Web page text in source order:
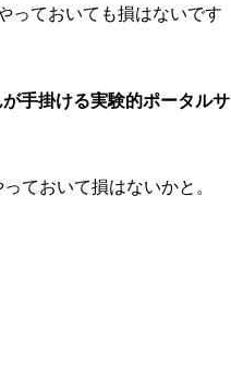
っておいても損はないです
手掛ける実験的ポータルサ
ておいて損はないかと。